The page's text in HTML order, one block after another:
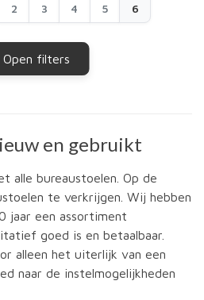
2 3 4 5 6
Open filters
en gebruikt
alle bureaustoelen. Op de
te verkrijgen. Wij hebben
jaar een assortiment
goed is en betaalbaar.
alleen het uiterlijk van een
naar de instelmogelijkheden